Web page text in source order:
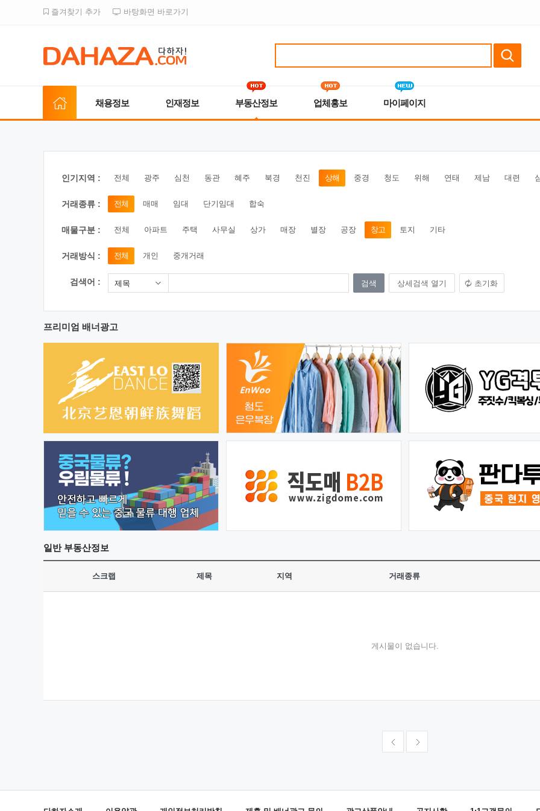
즐겨찾기 추가 바탕화면 바로가기
채용정보 인재정보 부동산정보 업체홍보 마이페이지
인기지역 : 전체 광주 심천 동관 혜주 북경 천진 상해 중경 청도 위해 연태 제남 대련
거래종류 : 전체 매매 임대 단기임대 합숙
매물구분 : 전체 아파트 주택 사무실 상가 매장 별장 공장 창고 토지 기타
거래방식 : 전체 개인 중개거래
검색어 : 제목 상세검색 열기 초기화
프리미엄 배너광고
일반부동산정보
스크랩 제목 지역 거래종류
게시물이 없습니다.